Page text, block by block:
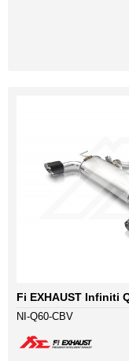
Fi EXHAUST Infiniti
NI-Q60-CBV